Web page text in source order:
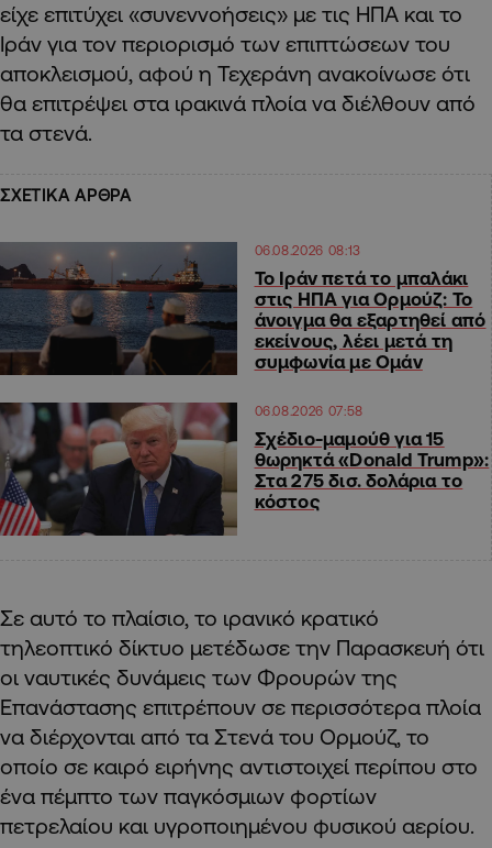
είχε επιτύχει «συνεννοήσεις» με τις ΗΠΑ και το
Ιράν για τον περιορισμό των επιπτώσεων του
αποκλεισμού, αφού η Τεχεράνη ανακοίνωσε ότι
θα επιτρέψει στα ιρακινά πλοία να διέλθουν από
τα στενά.
ΣΧΕΤΙΚΑ ΑΡΘΡΑ
06.08.2026 08:13
Το Ιράν πετά το μπαλάκι
στις ΗΠΑ για Ορμούζ: Το
άνοιγμα θα εξαρτηθεί από
εκείνους, λέει μετά τη
συμφωνία με Ομάν
06.08.2026 07:58
Σχέδιο-μαμούθ για 15
θωρηκτά «Donald Trump»:
Στα 275 δισ. δολάρια το
κόστος
Σε αυτό το πλαίσιο, το ιρανικό κρατικό
τηλεοπτικό δίκτυο μετέδωσε την Παρασκευή ότι
οι ναυτικές δυνάμεις των Φρουρών της
Επανάστασης επιτρέπουν σε περισσότερα πλοία
να διέρχονται από τα Στενά του Ορμούζ, το
οποίο σε καιρό ειρήνης αντιστοιχεί περίπου στο
ένα πέμπτο των παγκόσμιων φορτίων
πετρελαίου και υγροποιημένου φυσικού αερίου.